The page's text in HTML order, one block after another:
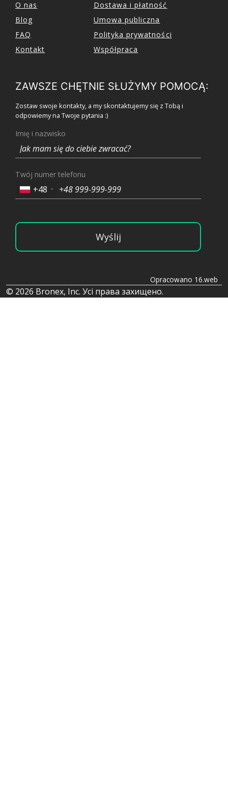
O nas
Blog
FAQ
Kontakt
Dostawa i płatność
Umowa publiczna
Polityka prywatności
Współpraca
ZAWSZE CHĘTNIE SŁUŻYMY POMOCĄ:
Zostaw swoje kontakty, a my skontaktujemy się z Tobą i
odpowiemy na Twoje pytania :)
Imię i nazwisko
Twój numer telefonu
+48
Wyślij
Opracowano 16.web
© 2026 Bronex, Inc. Усі права захищено.